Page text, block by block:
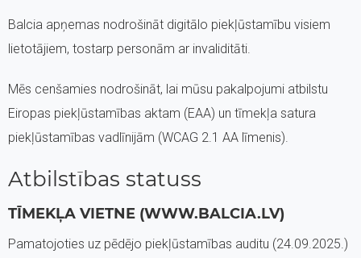
Balcia apņemas nodrošināt digitālo piekļūstamību visiem
lietotājiem, tostarp personām ar invaliditāti.
Mēs cenšamies nodrošināt, lai mūsu pakalpojumi atbilstu
Eiropas piekļūstamības aktam (EAA) un tīmekļa satura
piekļūstamības vadlīnijām (WCAG 2.1 AA līmenis).
Atbilstības statuss
TĪMEKĻA VIETNE (WWW.BALCIA.LV)
Pamatojoties uz pēdējo piekļūstamības auditu (24.09.2025.)